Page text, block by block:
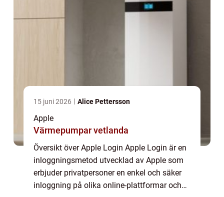
15 juni 2026 Alice Pettersson
Apple
Värmepumpar vetlanda
Översikt över Apple Login Apple Login är en
inloggningsmetod utvecklad av Apple som
erbjuder privatpersoner en enkel och säker
inloggning på olika online-plattformar och